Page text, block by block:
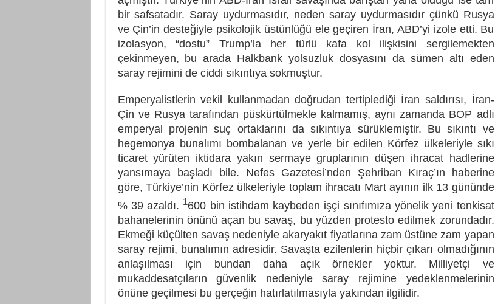
bir safsatadır. Saray uydurmasıdır, neden saray uydurmasıdır çünkü Rusya
ve Çin’in desteğiyle psikolojik üstünlüğü ele geçiren İran, ABD’yi izole etti. Bu
izolasyon, “dostu” Trump’la her türlü kafa kol ilişkisini sergilemekten
çekinmeyen, bu arada Halkbank yolsuzluk dosyasını da sümen altı eden
saray rejimini de ciddi sıkıntıya sokmuştur.
Emperyalistlerin vekil kullanmadan doğrudan tertiplediği İran saldırısı, İran-
Çin ve Rusya tarafından püskürtülmekle kalmamış, aynı zamanda BOP adlı
emperyal projenin suç ortaklarını da sıkıntıya sürüklemiştir. Bu sıkıntı ve
hegemonya bunalımı bombalanan ve yerle bir edilen Körfez ülkeleriyle sıkı
ticaret yürüten iktidara yakın sermaye gruplarının düşen ihracat hadlerine
yansımaya başladı bile. Nefes Gazetesi’nden Şehriban Kıraç’ın haberine
göre, Türkiye’nin Körfez ülkeleriyle toplam ihracatı Mart ayının ilk 13 gününde
% 39 azaldı. 1600 bin istihdam kaybeden işçi sınıfımıza yönelik yeni tenkisat
bahanelerinin önünü açan bu savaş, bu yüzden protesto edilmek zorundadır.
Ekmeği küçülten savaş nedeniyle akaryakıt fiyatlarına zam üstüne zam yapan
saray rejimi, bunalımın adresidir. Savaşta ezilenlerin hiçbir çıkarı olmadığının
anlaşılması için bundan daha açık örnekler yoktur. Milliyetçi ve
mukaddesatçıların güvenlik nedeniyle saray rejimine yedeklenmelerinin
önüne geçilmesi bu gerçeğin hatırlatılmasıyla yakından ilgilidir.